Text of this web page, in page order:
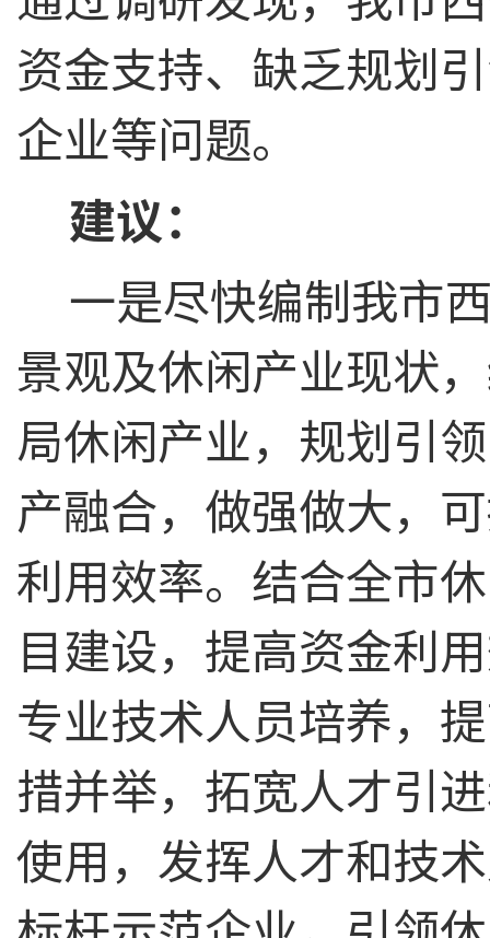
资金支持、缺乏规划
企业等问题。
建议：
一是尽快编制我市
景观及休闲产业现状
局休闲产业，规划引
产融合，做强做大，
利用效率。结合全市
目建设，提高资金利
专业技术人员培养，
措并举，拓宽人才引
使用，发挥人才和技